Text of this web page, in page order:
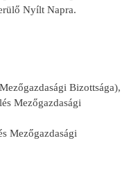
Nyílt Napra.
Bizottsága),
Mezőgazdasági
Mezőgazdasági